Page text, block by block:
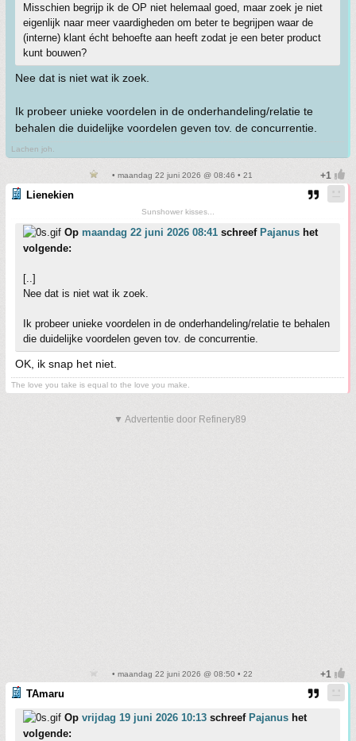
Misschien begrijp ik de OP niet helemaal goed, maar zoek je niet
eigenlijk naar meer vaardigheden om beter te begrijpen waar de
(interne) klant écht behoefte aan heeft zodat je een beter product
kunt bouwen?
Nee dat is niet wat ik zoek.
Ik probeer unieke voordelen in de onderhandeling/relatie te
behalen die duidelijke voordelen geven tov. de concurrentie.
Lachen joh.
• maandag 22 juni 2026 @ 08:46 • 21
Lienekien
Sunshower kisses...
Op maandag 22 juni 2026 08:41 schreef Pajanus het
volgende:
[..]
Nee dat is niet wat ik zoek.
Ik probeer unieke voordelen in de onderhandeling/relatie te behalen
die duidelijke voordelen geven tov. de concurrentie.
OK, ik snap het niet.
The love you take is equal to the love you make.
▼ Advertentie door Refinery89
• maandag 22 juni 2026 @ 08:50 • 22
TAmaru
Op vrijdag 19 juni 2026 10:13 schreef Pajanus het
volgende: